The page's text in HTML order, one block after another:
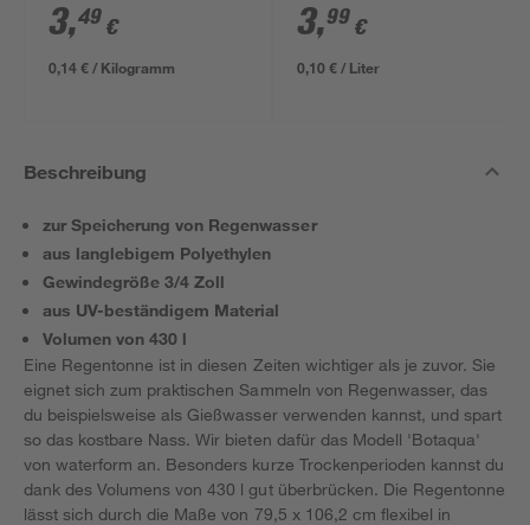
3,49 €
0,14 € / Kilogramm
3,99 €
0,10 € / Liter
Beschreibung
zur Speicherung von Regenwasser
aus langlebigem Polyethylen
Gewindegröße 3/4 Zoll
aus UV-beständigem Material
Volumen von 430 l
Eine Regentonne ist in diesen Zeiten wichtiger als je zuvor. Sie
eignet sich zum praktischen Sammeln von Regenwasser, das
du beispielsweise als Gießwasser verwenden kannst, und spart
so das kostbare Nass. Wir bieten dafür das Modell 'Botaqua'
von waterform an. Besonders kurze Trockenperioden kannst du
dank des Volumens von 430 l gut überbrücken. Die Regentonne
lässt sich durch die Maße von 79,5 x 106,2 cm flexibel in